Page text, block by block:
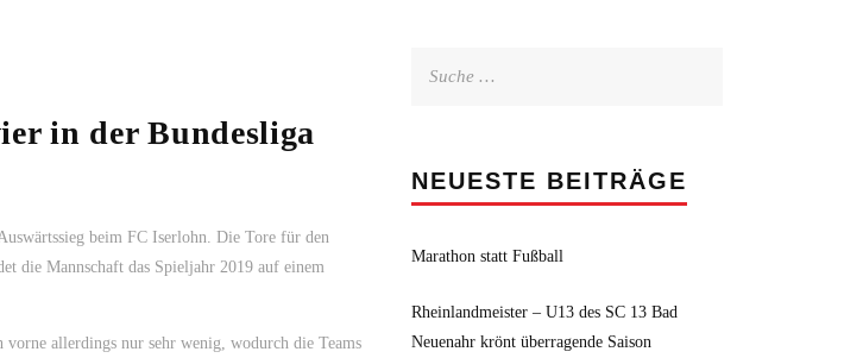
in der Bundesliga
beim FC Iserlohn. Die Tore für den
die Mannschaft das Spieljahr 2019 auf einem
allerdings nur sehr wenig, wodurch die Teams
NEUESTE BEITRÄGE
Marathon statt Fußball
Rheinlandmeister – U13 des SC 13 Bad
Neuenahr krönt überragende Saison